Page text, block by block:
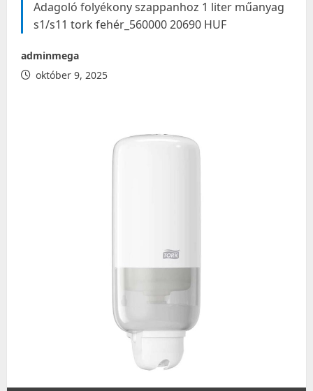
Adagoló folyékony szappanhoz 1 liter műanyag
s1/s11 tork fehér_560000 20690 HUF
adminmega
október 9, 2025